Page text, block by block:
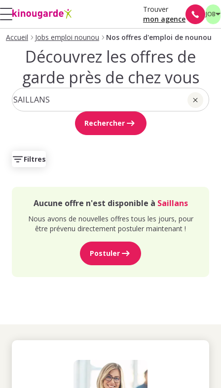
Trouver
mon agence
JOB
Accueil Jobs emploi nounou Nos offres d'emploi de nounou
Découvrez les offres de
garde près de chez vous
Rechercher
Filtres
Aucune offre n'est disponible à Saillans
Nous avons de nouvelles offres tous les jours, pour
être prévenu directement postuler maintenant !
Postuler